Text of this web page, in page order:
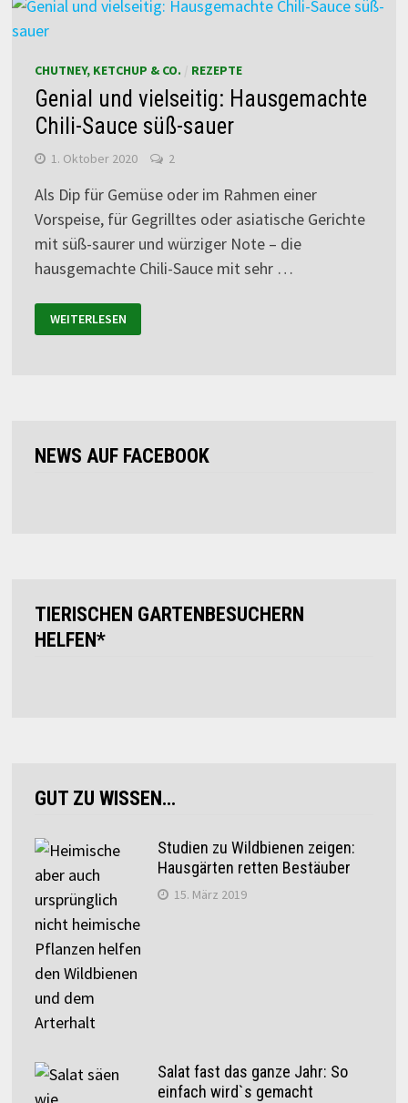
CHUTNEY, KETCHUP & CO. REZEPTE
Genial und vielseitig: Hausgemachte
Chili-Sauce süß-sauer
1. Oktober 2020 2
Als Dip für Gemüse oder im Rahmen einer
Vorspeise, für Gegrilltes oder asiatische Gerichte
mit süß-saurer und würziger Note – die
hausgemachte Chili-Sauce mit sehr …
WEITERLESEN
NEWS AUF FACEBOOK
TIERISCHEN GARTENBESUCHERN
HELFEN*
GUT ZU WISSEN…
Studien zu Wildbienen zeigen:
Hausgärten retten Bestäuber
15. März 2019
Salat fast das ganze Jahr: So
einfach wird`s gemacht